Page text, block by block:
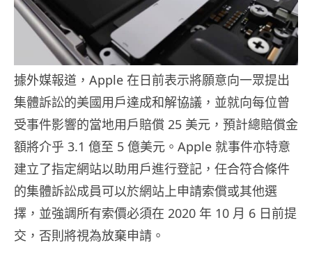
據外媒報道，Apple 在日前表示將願意向一眾提出
集體訴訟的美國用戶達成和解協議，並就向每位曾
受事件影響的當地用戶賠償 25 美元，預計總賠償金
額將介乎 3.1 億至 5 億美元。Apple 就事件亦特意
建立了指定網站以助用戶進行登記，任合符合條件
的集體訴訟成員可以於網站上申請索償或其他選
擇，並強調所有索價必須在 2020 年 10 月 6 日前提
交，否則將視為放棄申請。